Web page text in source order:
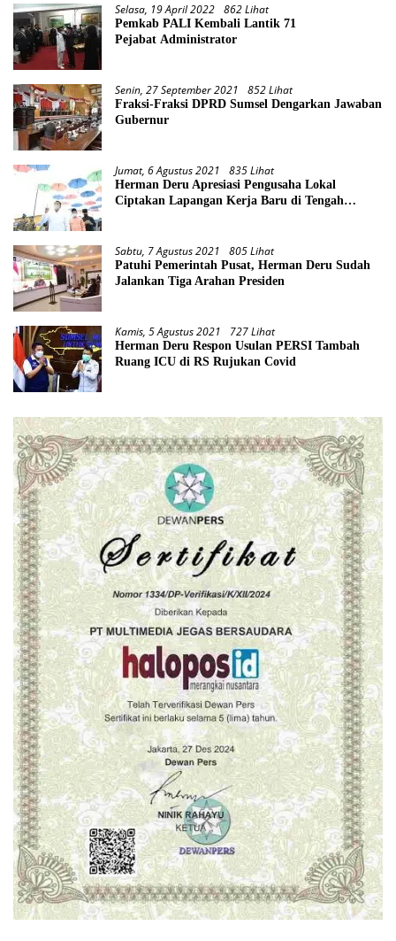
Selasa, 19 April 2022 862 Lihat
Pemkab PALI Kembali Lantik 71
Pejabat Administrator
Senin, 27 September 2021 852 Lihat
Fraksi-Fraksi DPRD Sumsel Dengarkan Jawaban
Gubernur
Jumat, 6 Agustus 2021 835 Lihat
Herman Deru Apresiasi Pengusaha Lokal
Ciptakan Lapangan Kerja Baru di Tengah
Sabtu, 7 Agustus 2021 805 Lihat
Patuhi Pemerintah Pusat, Herman Deru Sudah
Jalankan Tiga Arahan Presiden
Kamis, 5 Agustus 2021 727 Lihat
Herman Deru Respon Usulan PERSI Tambah
Ruang ICU di RS Rujukan Covid